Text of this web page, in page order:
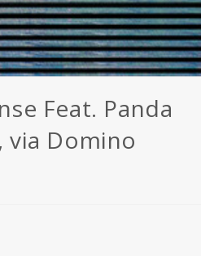
Feat. Panda
via Domino